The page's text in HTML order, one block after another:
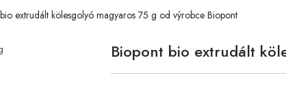
extrudált kölesgolyó magyaros 75 g od výrobce Biopont
Biopont bio extrudált